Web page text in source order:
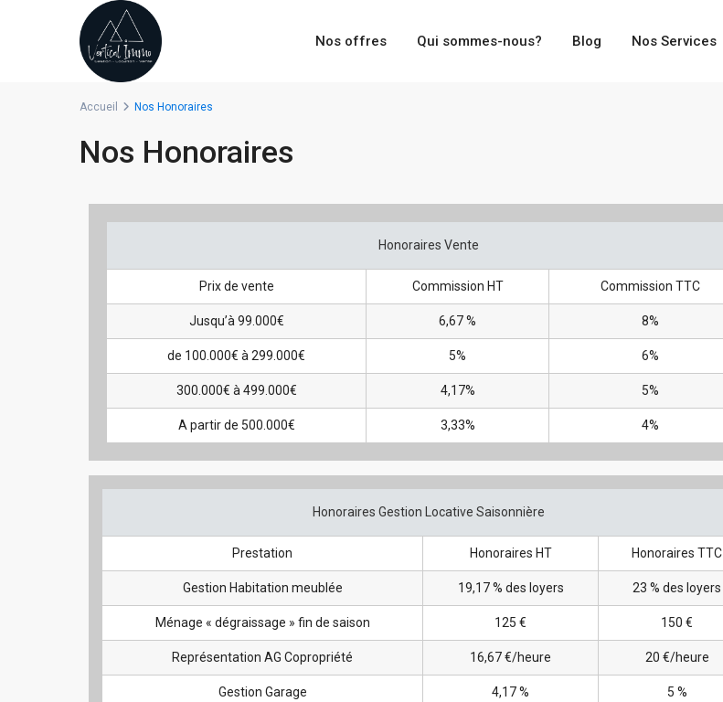
Nos offres Qui sommes-nous? Blog Nos Services
Accueil Nos Honoraires
Nos Honoraires
Honoraires Vente
Prix de vente Commission HT Commission TTC
Jusqu’à 99.000€ 6,67 % 8%
de 100.000€ à 299.000€ 5% 6%
300.000€ à 499.000€ 4,17% 5%
A partir de 500.000€ 3,33% 4%
Honoraires Gestion Locative Saisonnière
Prestation Honoraires HT Honoraires TTC
Gestion Habitation meublée 19,17 % des loyers 23 % des loyers
Ménage « dégraissage » fin de saison 125 € 150 €
Représentation AG Copropriété 16,67 €/heure 20 €/heure
Gestion Garage 4,17 % 5 %